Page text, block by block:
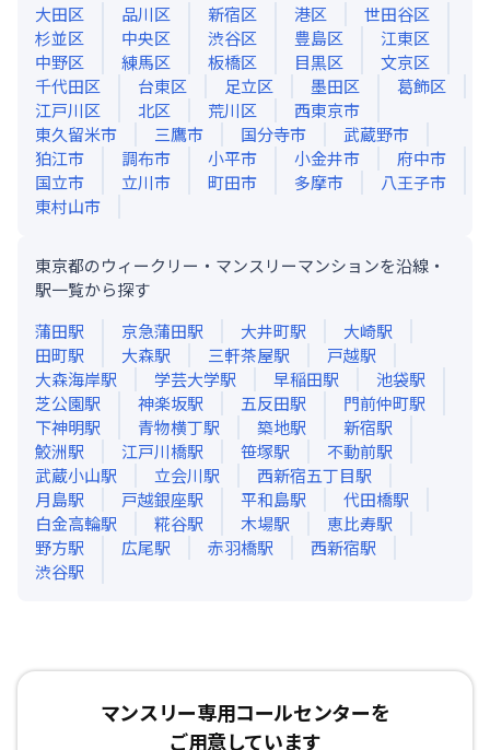
大田区
品川区 新宿区 港区
世田谷区
杉並区
中央区 渋谷区 豊島区
江東区
中野区
練馬区 板橋区 目黒区
文京区
千代田区
台東区 足立区 墨田区
葛飾区
江戸川区
北区 荒川区
西東京市
東久留米市
三鷹市 国分寺市
武蔵野市
狛江市
調布市 小平市 小金井市
府中市
国立市
立川市 町田市 多摩市
八王子市
東村山市
東京都のウィークリー・マンスリーマンションを沿線・
駅一覧から探す
蒲田駅 京急蒲田駅 大井町駅 大崎駅
田町駅 大森駅 三軒茶屋駅 戸越駅
大森海岸駅 学芸大学駅 早稲田駅 池袋駅
芝公園駅 神楽坂駅 五反田駅 門前仲町駅
下神明駅 青物横丁駅 築地駅 新宿駅
鮫洲駅 江戸川橋駅 笹塚駅 不動前駅
武蔵小山駅 立会川駅 西新宿五丁目駅
月島駅 戸越銀座駅 平和島駅 代田橋駅
白金高輪駅 糀谷駅 木場駅 恵比寿駅
野方駅 広尾駅 赤羽橋駅 西新宿駅
渋谷駅
マンスリー専用コールセンターを
ご用意しています